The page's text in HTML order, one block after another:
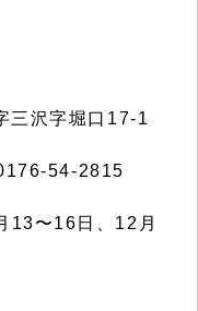
沢字堀口17-1
54-2815
13〜16日、12月